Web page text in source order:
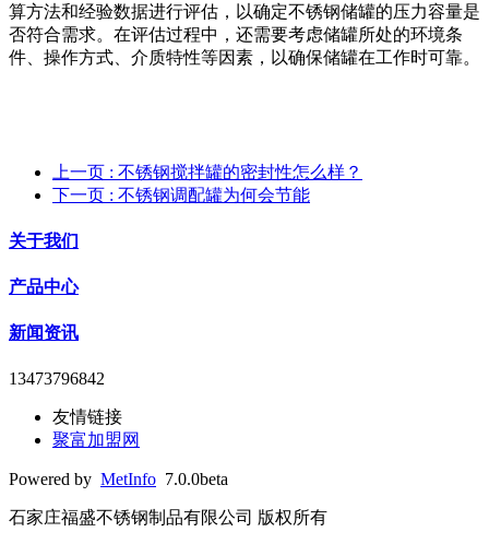
算方法和经验数据进行评估，以确定不锈钢储罐的压力容量是
否符合需求。在评估过程中，还需要考虑储罐所处的环境条
件、操作方式、介质特性等因素，以确保储罐在工作时可靠。
上一页 : 不锈钢搅拌罐的密封性怎么样？
下一页 : 不锈钢调配罐为何会节能
关于我们
产品中心
新闻资讯
13473796842
友情链接
聚富加盟网
Powered by MetInfo 7.0.0beta
石家庄福盛不锈钢制品有限公司 版权所有